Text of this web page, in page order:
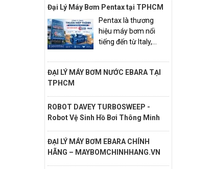
Đại Lý Máy Bơm Pentax tại TPHCM
Pentax là thương
hiệu máy bơm nổi
tiếng đến từ Italy,...
ĐẠI LÝ MÁY BƠM NƯỚC EBARA TẠI
TPHCM
ROBOT DAVEY TURBOSWEEP -
Robot Vệ Sinh Hồ Bơi Thông Minh
ĐẠI LÝ MÁY BƠM EBARA CHÍNH
HÃNG – MAYBOMCHINHHANG.VN